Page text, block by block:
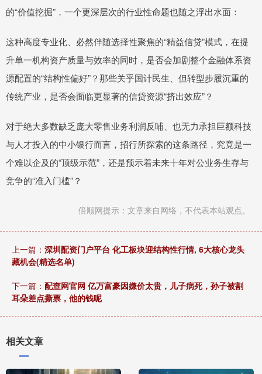
的“价值挖掘”，一个更深层次的行业性命题也随之浮出水面：
这种高度专业化、必然伴随选择性聚焦的“精益信贷”模式，在提
升单一机构资产质量与效率的同时，是否会加剧整个金融体系资
源配置的“结构性偏好”？那些关乎国计民生、但转型步履沉重的
传统产业，是否会面临更显著的信贷资源“挤出效应”？
对于绝大多数缺乏庞大零售业务利润反哺、也无力承担巨额科技
与人才投入的中小银行而言，招行所探索的这条路径，究竟是一
个难以企及的“顶级示范”，还是预示着未来十年对公业务生存与
竞争的“准入门槛”？
倍顺网提示：文章来自网络，不代表本站观点。
上一篇： 深圳配资门户平台 化工板块迎结构性行情, 6大核心龙头
藏机会(精选名单)
下一篇： 配查网官网 亿万富豪因嫌价太贵，儿子病死，孙子被割
耳朵差点撕票，他的钱呢
相关文章